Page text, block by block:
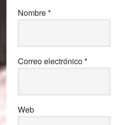
Nombre*
Correo electrónico*
Web